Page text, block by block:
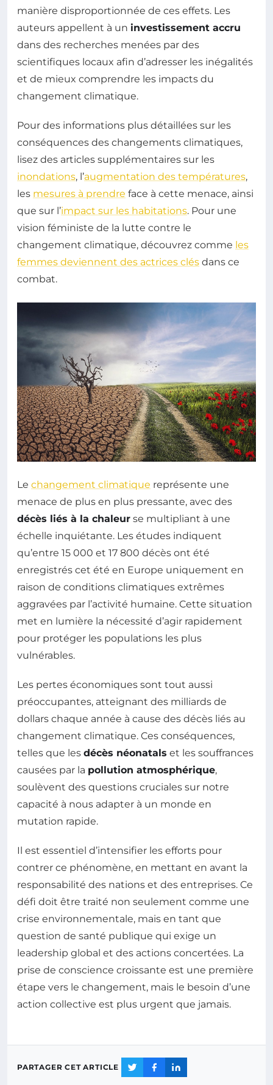
manière disproportionnée de ces effets. Les
auteurs appellent à un investissement accru
dans des recherches menées par des
scientifiques locaux afin d’adresser les inégalités
et de mieux comprendre les impacts du
changement climatique.
Pour des informations plus détaillées sur les
conséquences des changements climatiques,
lisez des articles supplémentaires sur les
inondations, l’augmentation des températures,
les mesures à prendre face à cette menace, ainsi
que sur l’impact sur les habitations. Pour une
vision féministe de la lutte contre le
changement climatique, découvrez comme les
femmes deviennent des actrices clés dans ce
combat.
Le changement climatique représente une
menace de plus en plus pressante, avec des
décès liés à la chaleur se multipliant à une
échelle inquiétante. Les études indiquent
qu’entre 15 000 et 17 800 décès ont été
enregistrés cet été en Europe uniquement en
raison de conditions climatiques extrêmes
aggravées par l’activité humaine. Cette situation
met en lumière la nécessité d’agir rapidement
pour protéger les populations les plus
vulnérables.
Les pertes économiques sont tout aussi
préoccupantes, atteignant des milliards de
dollars chaque année à cause des décès liés au
changement climatique. Ces conséquences,
telles que les décès néonatals et les souffrances
causées par la pollution atmosphérique,
soulèvent des questions cruciales sur notre
capacité à nous adapter à un monde en
mutation rapide.
Il est essentiel d’intensifier les efforts pour
contrer ce phénomène, en mettant en avant la
responsabilité des nations et des entreprises. Ce
défi doit être traité non seulement comme une
crise environnementale, mais en tant que
question de santé publique qui exige un
leadership global et des actions concertées. La
prise de conscience croissante est une première
étape vers le changement, mais le besoin d’une
action collective est plus urgent que jamais.
PARTAGER CET ARTICLE